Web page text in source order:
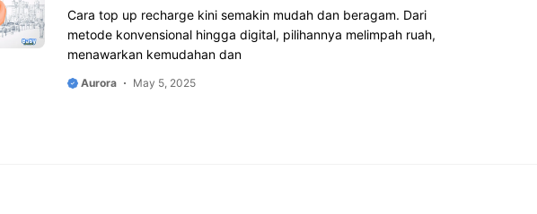
Cara top up recharge kini semakin mudah dan beragam. Dari
metode konvensional hingga digital, pilihannya melimpah ruah,
menawarkan kemudahan dan
Aurora May 5, 2025